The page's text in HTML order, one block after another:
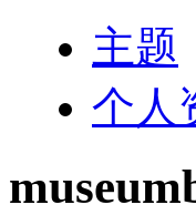
主题
个人